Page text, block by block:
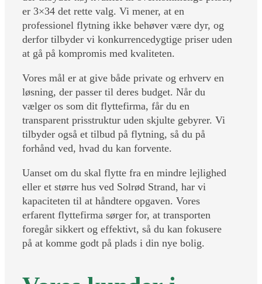
er 3×34 det rette valg. Vi mener, at en
professionel flytning ikke behøver være dyr, og
derfor tilbyder vi konkurrencedygtige priser uden
at gå på kompromis med kvaliteten.
Vores mål er at give både private og erhverv en
løsning, der passer til deres budget. Når du
vælger os som dit flyttefirma, får du en
transparent prisstruktur uden skjulte gebyrer. Vi
tilbyder også et tilbud på flytning, så du på
forhånd ved, hvad du kan forvente.
Uanset om du skal flytte fra en mindre lejlighed
eller et større hus ved Solrød Strand, har vi
kapaciteten til at håndtere opgaven. Vores
erfarent flyttefirma sørger for, at transporten
foregår sikkert og effektivt, så du kan fokusere
på at komme godt på plads i din nye bolig.